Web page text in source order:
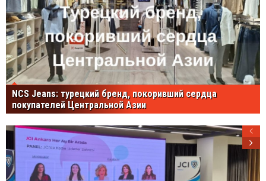
NCS Jeans: турецкий бренд, покоривший сердца
покупателей Центральной Азии